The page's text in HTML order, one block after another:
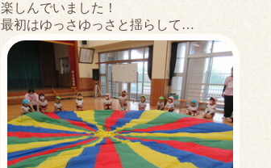
楽しんでいました！
最初はゆっさゆっさと揺らして…